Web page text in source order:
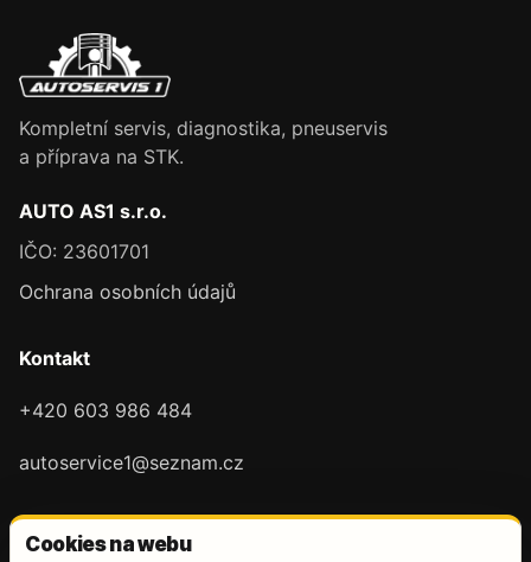
Kompletní servis, diagnostika, pneuservis
a příprava na STK.
AUTO AS1 s.r.o.
IČO: 23601701
Ochrana osobních údajů
Kontakt
+420 603 986 484
autoservice1@seznam.cz
Cookies na webu